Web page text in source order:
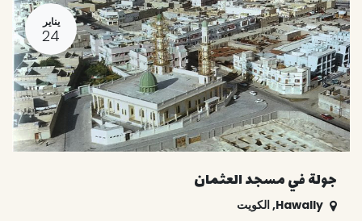
يناير
24
جولة في مسجد العثمان
Hawally
,الكويت